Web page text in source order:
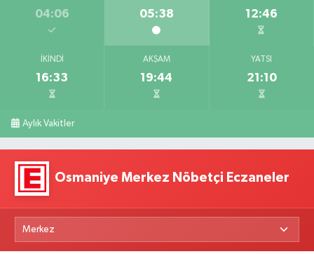
04:06 05:38 12:46
İKINDI
16:33
AKŞAM
19:44
YATSI
21:10
Aylık Vakitler
Osmaniye Merkez Nöbetçi Eczaneler